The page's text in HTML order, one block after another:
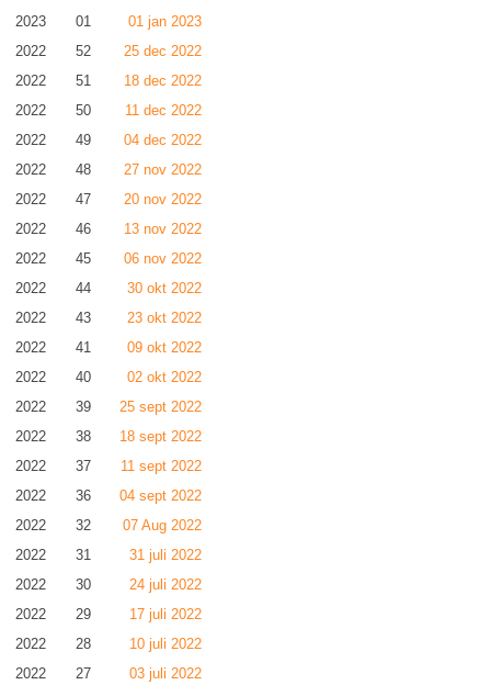
2023
01
01 jan 2023
2022
52
25 dec 2022
2022
51
18 dec 2022
2022
50
11 dec 2022
2022
49
04 dec 2022
2022
48
27 nov 2022
2022
47
20 nov 2022
2022
46
13 nov 2022
2022
45
06 nov 2022
2022
44
30 okt 2022
2022
43
23 okt 2022
2022
41
09 okt 2022
2022
40
02 okt 2022
2022
39
25 sept 2022
2022
38
18 sept 2022
2022
37
11 sept 2022
2022
36
04 sept 2022
2022
32
07 Aug 2022
2022
31
31 juli 2022
2022
30
24 juli 2022
2022
29
17 juli 2022
2022
28
10 juli 2022
2022
27
03 juli 2022